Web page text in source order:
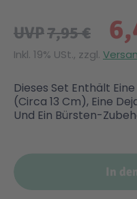
UVP7,95 €
Inkl. 19% USt., zzgl.
Dieses Set Enthält
(Circa 13 Cm), Eine
Und Ein Bürsten-
In